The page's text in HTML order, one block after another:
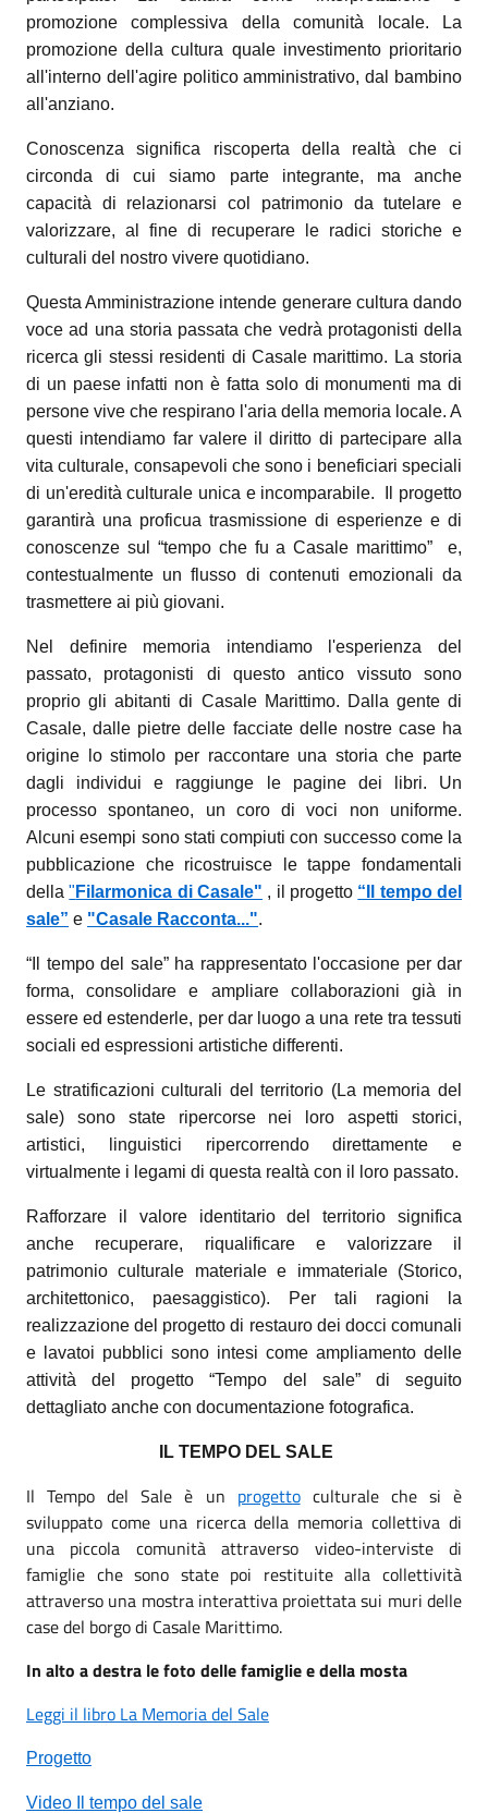
promozione complessiva della comunità locale. La
promozione della cultura quale investimento prioritario
all'interno dell'agire politico amministrativo, dal bambino
all'anziano.
Conoscenza significa riscoperta della realtà che ci
circonda di cui siamo parte integrante, ma anche
capacità di relazionarsi col patrimonio da tutelare e
valorizzare, al fine di recuperare le radici storiche e
culturali del nostro vivere quotidiano.
Questa Amministrazione intende generare cultura dando
voce ad una storia passata che vedrà protagonisti della
ricerca gli stessi residenti di Casale marittimo. La storia
di un paese infatti non è fatta solo di monumenti ma di
persone vive che respirano l'aria della memoria locale. A
questi intendiamo far valere il diritto di partecipare alla
vita culturale, consapevoli che sono i beneficiari speciali
di un'eredità culturale unica e incomparabile.
Il progetto
garantirà una proficua trasmissione di esperienze e di
conoscenze sul “tempo che fu a Casale marittimo”
e,
contestualmente un flusso di contenuti emozionali da
trasmettere ai più giovani.
Nel definire memoria intendiamo l'esperienza del
passato, protagonisti di questo antico vissuto sono
proprio gli abitanti di Casale Marittimo. Dalla gente di
Casale, dalle pietre delle facciate delle nostre case ha
origine lo stimolo per raccontare una storia che parte
dagli individui e raggiunge le pagine dei libri. Un
processo spontaneo, un coro di voci non uniforme.
Alcuni esempi sono stati compiuti con successo come la
pubblicazione che ricostruisce le tappe fondamentali
della" Filarmonica di Casale" , il progetto “Il tempo del
sale” e "Casale Racconta...".
“Il tempo del sale” ha rappresentato l'occasione per dar
forma, consolidare e ampliare collaborazioni già in
essere ed estenderle, per dar luogo a una rete tra tessuti
sociali ed espressioni artistiche differenti.
Le stratificazioni culturali del territorio (La memoria del
sale) sono state ripercorse nei loro aspetti storici,
artistici, linguistici ripercorrendo direttamente e
virtualmente i legami di questa realtà con il loro passato.
Rafforzare il valore identitario del territorio significa
anche recuperare, riqualificare e valorizzare il
patrimonio culturale materiale e immateriale (Storico,
architettonico, paesaggistico). Per tali ragioni la
realizzazione del progetto di restauro dei docci comunali
e lavatoi pubblici sono intesi come ampliamento delle
attività del progetto “Tempo del sale” di seguito
dettagliato anche con documentazione fotografica.
IL TEMPO DEL SALE
Il Tempo del Sale è un progettoculturale che si è
sviluppato come una ricerca della memoria collettiva di
una piccola comunità attraverso video-interviste di
famiglie che sono state poi restituite alla collettività
attraverso una mostra interattiva proiettata sui muri delle
case del borgo di Casale Marittimo.
In alto a destra le foto delle famiglie e della mosta
Leggi il libro La Memoria del Sale
Progetto
Video Il tempo del sale